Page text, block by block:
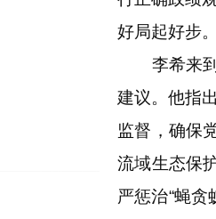
好局起好步。
李希来到
建议。他指
监督，确保
流域生态保
严惩治“蝇